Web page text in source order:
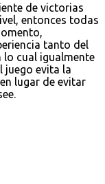
de victorias
entonces todas
tanto del
cual igualmente
juego evita la
lugar de evitar